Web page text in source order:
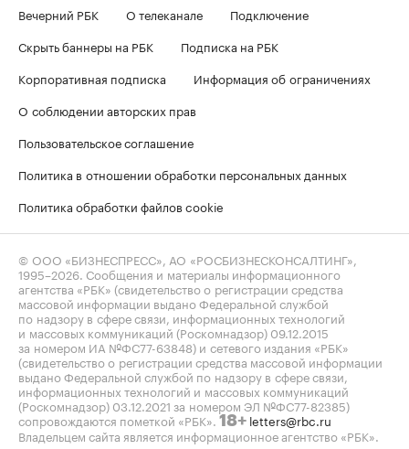
Вечерний РБК
О телеканале
Подключение
Скрыть баннеры на РБК
Подписка на РБК
Корпоративная подписка
Информация об ограничениях
О соблюдении авторских прав
Пользовательское соглашение
Политика в отношении обработки персональных данных
Политика обработки файлов cookie
© ООО «БИЗНЕСПРЕСС», АО «РОСБИЗНЕСКОНСАЛТИНГ»,
1995–2026 . Сообщения и материалы информационного
агентства «РБК» (свидетельство о регистрации средства
массовой информации выдано Федеральной службой
по надзору в сфере связи, информационных технологий
и массовых коммуникаций (Роскомнадзор) 09.12.2015
за номером ИА №ФС77-63848) и сетевого издания «РБК»
(свидетельство о регистрации средства массовой информации
выдано Федеральной службой по надзору в сфере связи,
информационных технологий и массовых коммуникаций
(Роскомнадзор) 03.12.2021 за номером ЭЛ №ФС77-82385)
сопровождаются пометкой «РБК». 18+ letters@rbc.ru
Владельцем сайта является информационное агентство «РБК».